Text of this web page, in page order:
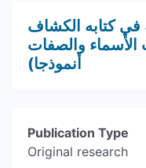
في كتابه الكشاف
الأسماء والصفات
أنموذجا)
Publication Type
Original research